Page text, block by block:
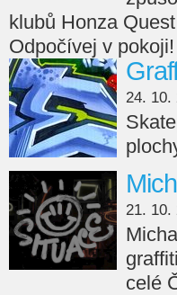
klubů Honza
Odpočívej v pokoji!
24. 10.
21. 10.
celé